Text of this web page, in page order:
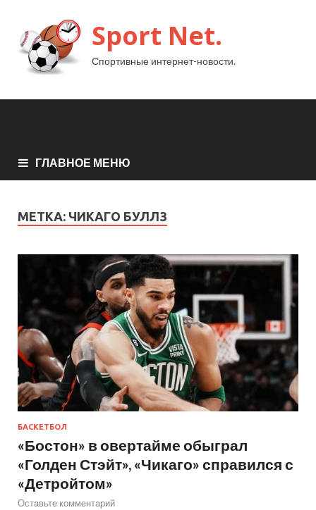
Sport Net.
Спортивные интернет-новости.
ГЛАВНОЕ МЕНЮ
МЕТКА: ЧИКАГО БУЛЛЗ
БАСКЕТБОЛ
«Бостон» в овертайме обыграл
«Голден Стэйт», «Чикаго» справился с
«Детройтом»
Оставьте комментарий